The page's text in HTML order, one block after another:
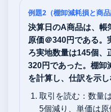
例題2（棚卸減耗損と商品
決算日のA商品は、帳
原価＠340円である。
ろ実地数量は145個、
320円であった。棚卸
を計算し、仕訳を示し
取引を読む：数量
5個減り、単価は